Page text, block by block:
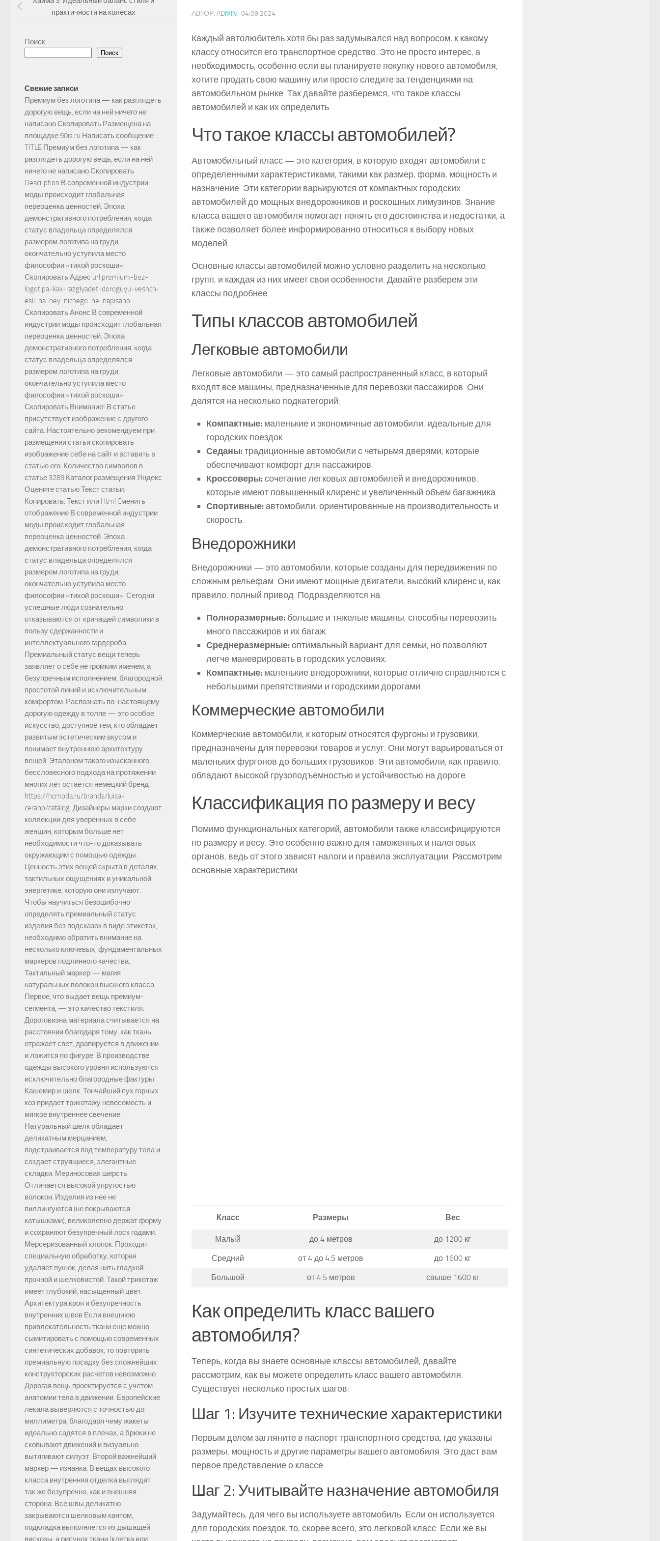
АВТОР: ADMIN · 04.09.2024
Каждый автолюбитель хотя бы раз задумывался над вопросом, к какому
классу относится его транспортное средство. Это не просто интерес, а
необходимость, особенно если вы планируете покупку нового автомобиля,
хотите продать свою машину или просто следите за тенденциями на
автомобильном рынке. Так давайте разберемся, что такое классы
автомобилей и как их определить.
Что такое классы автомобилей?
Автомобильный класс — это категория, в которую входят автомобили с
определенными характеристиками, такими как размер, форма, мощность и
назначение. Эти категории варьируются от компактных городских
автомобилей до мощных внедорожников и роскошных лимузинов. Знание
класса вашего автомобиля помогает понять его достоинства и недостатки, а
также позволяет более информированно относиться к выбору новых
моделей.
Основные классы автомобилей можно условно разделить на несколько
групп, и каждая из них имеет свои особенности. Давайте разберем эти
классы подробнее.
Типы классов автомобилей
Легковые автомобили
Легковые автомобили — это самый распространенный класс, в который
входят все машины, предназначенные для перевозки пассажиров. Они
делятся на несколько подкатегорий:
Компактные: маленькие и экономичные автомобили, идеальные для
городских поездок.
Седаны:традиционные автомобили с четырьмя дверями, которые
обеспечивают комфорт для пассажиров.
Кроссоверы:сочетание легковых автомобилей и внедорожников,
которые имеют повышенный клиренс и увеличенный объем багажника.
Спортивные:автомобили, ориентированные на производительность и
скорость.
Внедорожники
Внедорожники — это автомобили, которые созданы для передвижения по
сложным рельефам. Они имеют мощные двигатели, высокий клиренс и, как
правило, полный привод. Подразделяются на:
Полноразмерные: большие и тяжелые машины, способны перевозить
много пассажиров и их багаж.
Среднеразмерные:оптимальный вариант для семьи, но позволяют
легче маневрировать в городских условиях.
Компактные: маленькие внедорожники, которые отлично справляются с
небольшими препятствиями и городскими дорогами.
Коммерческие автомобили
Коммерческие автомобили, к которым относятся фургоны и грузовики,
предназначены для перевозки товаров и услуг. Они могут варьироваться от
маленьких фургонов до больших грузовиков. Эти автомобили, как правило,
обладают высокой грузоподъемностью и устойчивостью на дороге.
Классификация по размеру и весу
Помимо функциональных категорий, автомобили также классифицируются
по размеру и весу. Это особенно важно для таможенных и налоговых
органов, ведь от этого зависят налоги и правила эксплуатации. Рассмотрим
основные характеристики:
Класс Размеры Вес
Малый до 4 метров до 1200 кг
Средний от 4 до 4.5 метров до 1600 кг
Большой от 4.5 метров свыше 1600 кг
Как определить класс вашего
автомобиля?
Теперь, когда вы знаете основные классы автомобилей, давайте
рассмотрим, как вы можете определить класс вашего автомобиля.
Существует несколько простых шагов:
Шаг 1: Изучите технические характеристики
Первым делом загляните в паспорт транспортного средства, где указаны
размеры, мощность и другие параметры вашего автомобиля. Это даст вам
первое представление о классе.
Шаг 2: Учитывайте назначение автомобиля
Задумайтесь, для чего вы используете автомобиль. Если он используется
для городских поездок, то, скорее всего, это легковой класс. Если же вы
практичности на колесах
Поиск
Поиск
Свежие записи
Премиум без логотипа — как разглядеть
дорогую вещь, если на ней ничего не
написано Скопировать Размещена на
площадке 90is.ru Написать сообщение
TITLE Премиум без логотипа — как
разглядеть дорогую вещь, если на ней
ничего не написано Скопировать
Description В современной индустрии
моды происходит глобальная
переоценка ценностей. Эпоха
демонстративного потребления, когда
статус владельца определялся
размером логотипа на груди,
окончательно уступила место
философии «тихой роскоши».
Скопировать Адрес url premium-bez-
logotipa-kak-razglyadet-doroguyu-veshch-
esli-na-ney-nichego-ne-napisano
Скопировать Анонс В современной
индустрии моды происходит глобальная
переоценка ценностей. Эпоха
демонстративного потребления, когда
статус владельца определялся
размером логотипа на груди,
окончательно уступила место
философии «тихой роскоши».
Скопировать Внимание! В статье
присутствует изображение с другого
сайта. Настоятельно рекомендуем при
размещении статьи скопировать
изображение себе на сайт и вставить в
статью его. Количество символов в
статье 3289 Каталог размещения Яндекс
Оцените статью Текст статьи:
Копировать: Текст или Html Cменить
отображение В современной индустрии
моды происходит глобальная
переоценка ценностей. Эпоха
демонстративного потребления, когда
статус владельца определялся
размером логотипа на груди,
окончательно уступила место
философии «тихой роскоши». Сегодня
успешные люди сознательно
отказываются от кричащей символики в
пользу сдержанности и
интеллектуального гардероба.
Премиальный статус вещи теперь
заявляет о себе не громким именем, а
безупречным исполнением, благородной
простотой линий и исключительным
комфортом. Распознать по-настоящему
дорогую одежду в толпе — это особое
искусство, доступное тем, кто обладает
развитым эстетическим вкусом и
понимает внутреннюю архитектуру
вещей. Эталоном такого изысканного,
бессловесного подхода на протяжении
многих лет остается немецкий бренд
https://hcmoda.ru/brands/luisa-
cerano/catalog. Дизайнеры марки создают
коллекции для уверенных в себе
женщин, которым больше нет
необходимости что-то доказывать
окружающим с помощью одежды.
Ценность этих вещей скрыта в деталях,
тактильных ощущениях и уникальной
энергетике, которую они излучают.
Чтобы научиться безошибочно
определять премиальный статус
изделия без подсказок в виде этикеток,
необходимо обратить внимание на
несколько ключевых, фундаментальных
маркеров подлинного качества.
Тактильный маркер — магия
натуральных волокон высшего класса
Первое, что выдает вещь премиум-
сегмента, — это качество текстиля.
Дороговизна материала считывается на
расстоянии благодаря тому, как ткань
отражает свет, драпируется в движении
и ложится по фигуре. В производстве
одежды высокого уровня используются
исключительно благородные фактуры:
Кашемир и шелк. Тончайший пух горных
коз придает трикотажу невесомость и
мягкое внутреннее свечение.
Натуральный шелк обладает
деликатным мерцанием,
подстраивается под температуру тела и
создает струящиеся, элегантные
складки. Мериносовая шерсть.
Отличается высокой упругостью
волокон. Изделия из нее не
пиллингуются (не покрываются
катышками), великолепно держат форму
и сохраняют безупречный лоск годами.
Мерсеризованный хлопок. Проходит
специальную обработку, которая
удаляет пушок, делая нить гладкой,
прочной и шелковистой. Такой трикотаж
имеет глубокий, насыщенный цвет.
Архитектура кроя и безупречность
внутренних швов Если внешнюю
привлекательность ткани еще можно
сымитировать с помощью современных
синтетических добавок, то повторить
премиальную посадку без сложнейших
конструкторских расчетов невозможно.
Дорогая вещь проектируется с учетом
анатомии тела в движении. Европейские
лекала выверяются с точностью до
миллиметра, благодаря чему жакеты
идеально садятся в плечах, а брюки не
сковывают движений и визуально
вытягивают силуэт. Второй важнейший
маркер — изнанка. В вещах высокого
класса внутренняя отделка выглядит
так же безупречно, как и внешняя
сторона. Все швы деликатно
закрываются шелковым кантом,
подкладка выполняется из дышащей
вискозы, а рисунок ткани (клетка или